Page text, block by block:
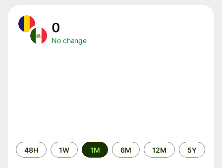
0
No change
Time
period
48H 1W 1M 6M 12M 5Y